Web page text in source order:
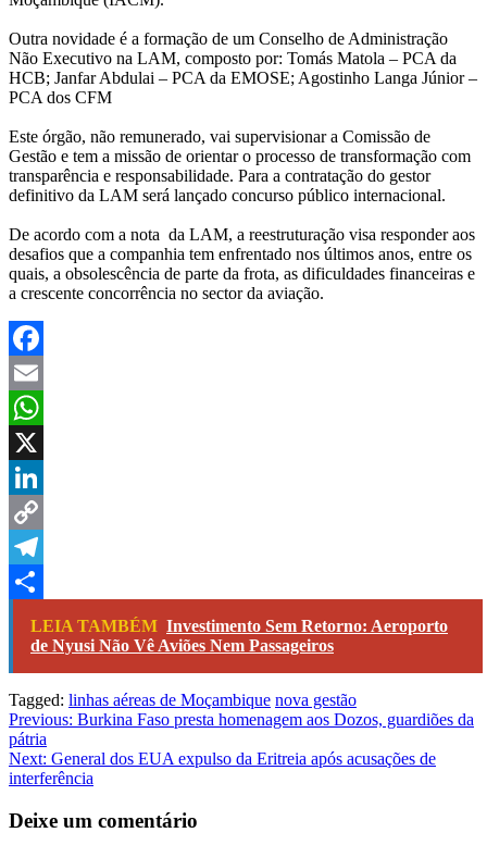
Outra novidade é a formação de um Conselho de Administração
Não Executivo na LAM, composto por: Tomás Matola – PCA da
HCB; Janfar Abdulai – PCA da EMOSE; Agostinho Langa Júnior –
PCA dos CFM
Este órgão, não remunerado, vai supervisionar a Comissão de
Gestão e tem a missão de orientar o processo de transformação com
transparência e responsabilidade. Para a contratação do gestor
definitivo da LAM será lançado concurso público internacional.
De acordo com a nota da LAM, a reestruturação visa responder aos
desafios que a companhia tem enfrentado nos últimos anos, entre os
quais, a obsolescência de parte da frota, as dificuldades financeiras e
a crescente concorrência no sector da aviação.
Facebook
Email
WhatsApp
X
LinkedIn
Copy
Link
Telegram
Share
LEIA TAMBÉM Investimento Sem Retorno: Aeroporto
de Nyusi Não Vê Aviões Nem Passageiros
Tagged: linhas aéreas de Moçambique nova gestão
Navegação
de
artigos
Previous: Burkina Faso presta homenagem aos Dozos, guardiões da
pátria
Next: General dos EUA expulso da Eritreia após acusações de
interferência
Deixe um comentário